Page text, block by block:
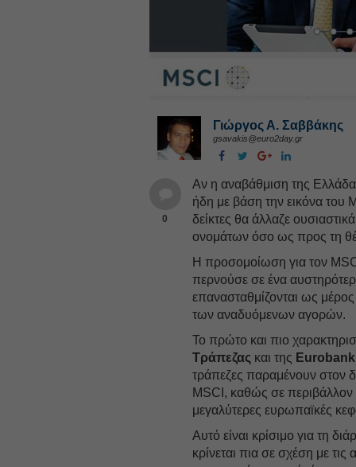
Γιώργος Α. Σαββάκης
gsavakis@euro2day.gr
0
Αν η αναβάθμιση της
ήδη με βάση την εικόνα του
δείκτες θα άλλαζε
ονομάτων όσο ως προς τη
Η προσομοίωση για τον
περνούσε σε ένα
επανασταθμίζονται ως μέρος
των αναδυόμενων αγορών.
Το πρώτο και πιο
Τράπεζας και της Eurobank
τράπεζες παραμένουν στον
MSCI, καθώς σε
μεγαλύτερες ευρωπαϊκές
Αυτό είναι κρίσιμο για τη
κρίνεται πια σε σχέση με